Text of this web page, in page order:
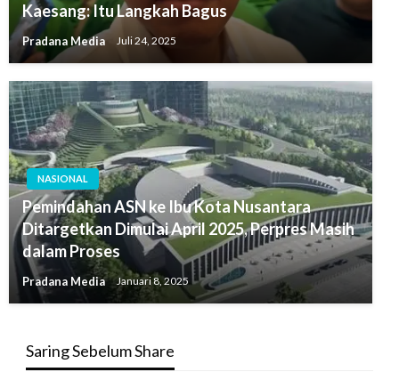
Kaesang: Itu Langkah Bagus
Pradana Media Juli 24, 2025
NASIONAL
Pemindahan ASN ke Ibu Kota Nusantara
Ditargetkan Dimulai April 2025, Perpres Masih
dalam Proses
Pradana Media Januari 8, 2025
Saring Sebelum Share